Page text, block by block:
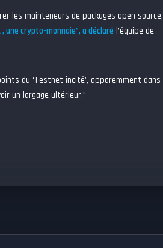
les mainteneurs de packages open source,
une crypto-monnaie”, a déclaré l’équipe de
du ‘Testnet incité’, apparemment dans
un largage ultérieur.”